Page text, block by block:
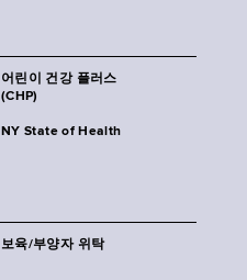
어린이 건강 플러스
(CHP)
NY State of Health
보육/부양자 위탁